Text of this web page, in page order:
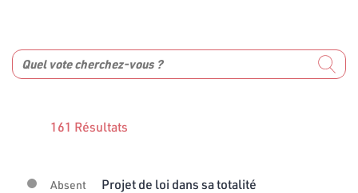
161 Résultats
Absent Projet de loi dans sa totalité